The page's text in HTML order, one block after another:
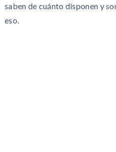
saben de cuánto disponen y
eso.